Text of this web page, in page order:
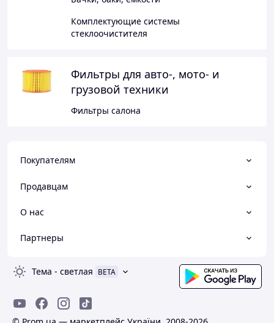
Комплектующие системы
стеклоочистителя
Фильтры для авто-, мото- и
грузовой техники
Фильтры салона
Покупателям
Продавцам
О нас
Партнеры
Тема - светлая BETA